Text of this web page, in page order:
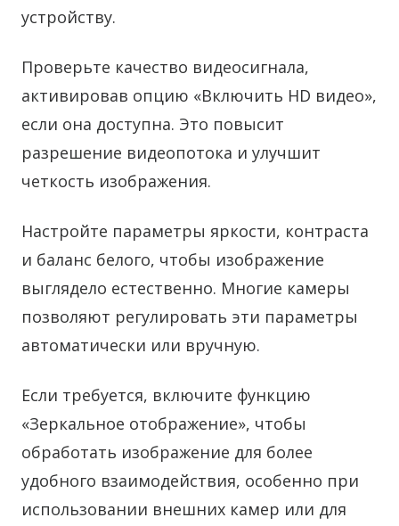
устройству.
Проверьте качество видеосигнала,
активировав опцию «Включить HD видео»,
если она доступна. Это повысит
разрешение видеопотока и улучшит
четкость изображения.
Настройте параметры яркости, контраста
и баланс белого, чтобы изображение
выглядело естественно. Многие камеры
позволяют регулировать эти параметры
автоматически или вручную.
Если требуется, включите функцию
«Зеркальное отображение», чтобы
обработать изображение для более
удобного взаимодействия, особенно при
использовании внешних камер или для